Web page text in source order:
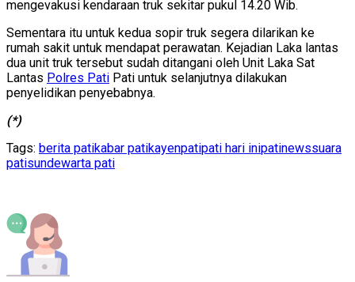
mengevakusi kendaraan truk sekitar pukul 14.20 Wib.
Sementara itu untuk kedua sopir truk segera dilarikan ke
rumah sakit untuk mendapat perawatan. Kejadian Laka lantas
dua unit truk tersebut sudah ditangani oleh Unit Laka Sat
Lantas Polres Pati Pati untuk selanjutnya dilakukan
penyelidikan penyebabnya.
(*)
Tags: berita patikabar patikayenpatipati hari inipatinewssuara
patisundewarta pati